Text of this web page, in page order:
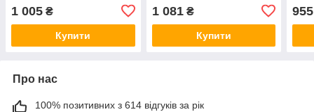
1 005 ₴
Купити
1 081₴
Купити
955
Про нас
100% позитивних з 614 відгуків за рік